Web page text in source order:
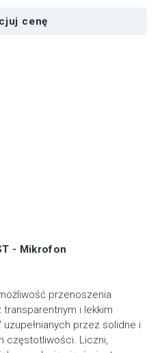
cenę
- Mikrofon
przenoszenia
i lekkim
przez solidne i
częstotliwości. Liczni,